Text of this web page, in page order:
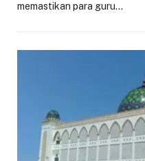
memastikan para guru…